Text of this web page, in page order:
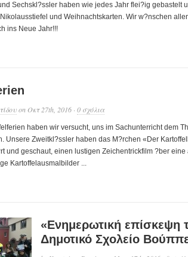
Sechskl?ssler haben wie jedes Jahr flei?ig gebastelt
und Weihnachtskarten. Wir w?nschen
ins Neue Jahr!!!
on Οκτ 27th, 2016 · 0 σχόλια
haben wir versucht, uns im Sachunterricht dem
Unsere Zweitkl?ssler haben das M?rchen «Der
und geschaut, einen lustigen Zeichentrickfilm ?ber eine
Kartoffelausmalbilder ...
«Ενημερωτική επίσκεψη
Δημοτικό Σχολείο